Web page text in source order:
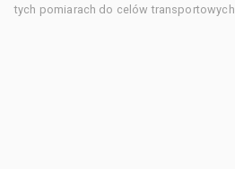
tych pomiarach do celów transportowych.